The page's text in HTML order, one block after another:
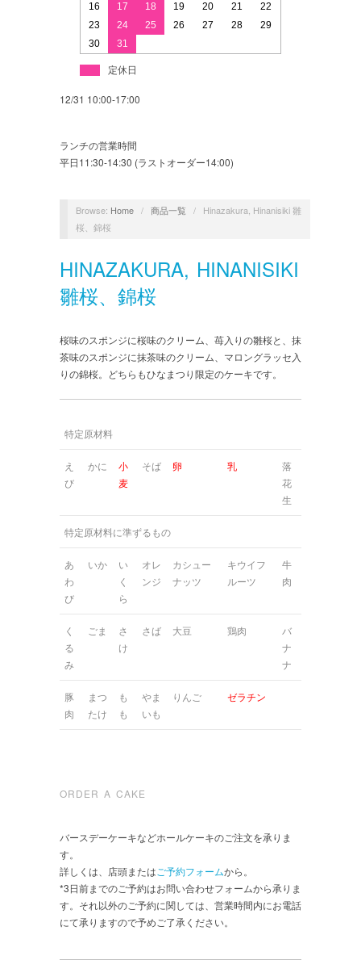
16
17 18 19 20 21
22
23
24 25 26 27 28
29
30
31
定休日
12/31 10:00-17:00
ランチの営業時間
平日11:30-14:30 (ラストオーダー14:00)
Browse: Home / 商品一覧 /
Hinazakura, Hinanisiki 雛
桜、錦桜
HINAZAKURA, HINANISIKI
雛桜、錦桜
桜味のスポンジに桜味のクリーム、苺入りの雛桜と、抹
茶味のスポンジに抹茶味のクリーム、マロングラッセ入
りの錦桜。どちらもひなまつり限定のケーキです。
特定原材料
え
び
かに
小
麦
そば 卵 乳
落
花
生
特定原材料に準ずるもの
あ
わ
び
いか
い
く
ら
オレ
ンジ
カシュー
ナッツ
キウイフ
ルーツ
牛
肉
く
る
み
ごま
さ
け
さば 大豆 鶏肉
バ
ナ
ナ
豚
肉
まつ
たけ
も
も
やま
いも
りんご ゼラチン
ORDER A CAKE
バースデーケーキなどホールケーキのご注文を承りま
す。
詳しくは、店頭またはご予約フォームから。
*3日前までのご予約はお問い合わせフォームから承りま
す。それ以外のご予約に関しては、営業時間内にお電話
にて承りますので予めご了承ください。